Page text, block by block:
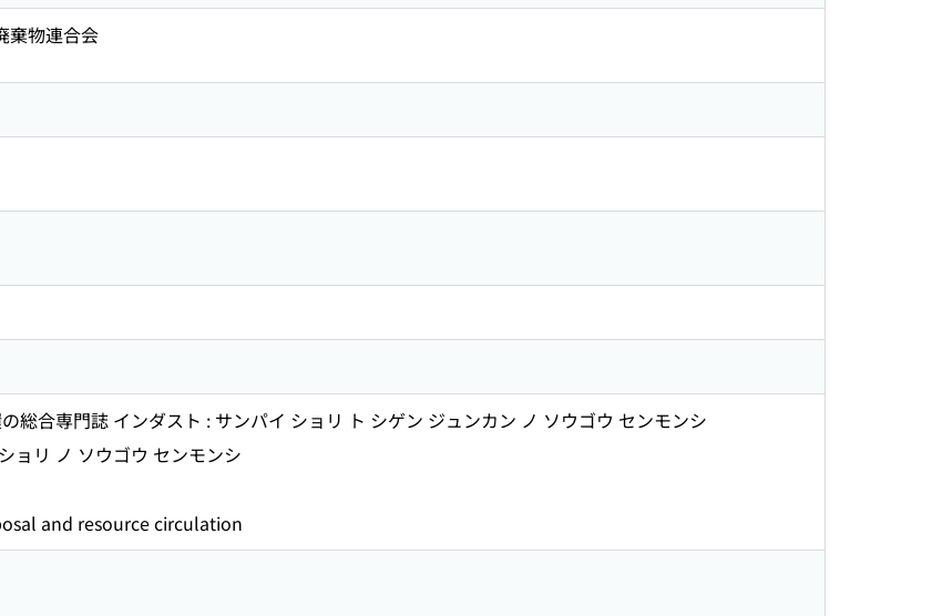
棄物連合会
総合専門誌 インダスト : サンパイ ショリ ト シゲン ジュンカン ノ ソウゴウ センモンシ
ョリ ノ ソウゴウ センモンシ
and resource circulation